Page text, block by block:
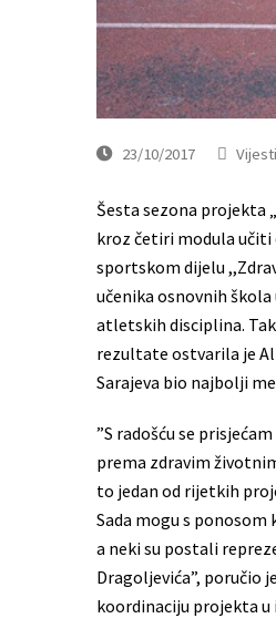
23/10/2017 Vijesti
Šesta sezona projekta
kroz četiri modula učiti
sportskom dijelu
učenika osnovnih
atletskih disciplina.
rezultate ostvarila je
Sarajeva bio najbolji
”S radošću se
prema zdravim
to jedan od rijetkih
Sada mogu s
a neki su postali
Dragoljevića”, poručio
koordinaciju projekta u